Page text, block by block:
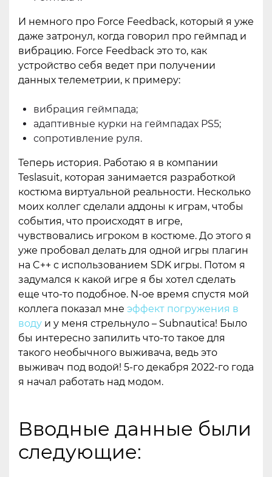
И немного про Force Feedback, который я уже
даже затронул, когда говорил про геймпад и
вибрацию. Force Feedback это то, как
устройство себя ведет при получении
данных телеметрии, к примеру:
вибрация геймпада;
адаптивные курки на геймпадах PS5;
сопротивление руля.
Теперь история. Работаю я в компании
Teslasuit, которая занимается разработкой
костюма виртуальной реальности. Несколько
моих коллег сделали аддоны к играм, чтобы
события, что происходят в игре,
чувствовались игроком в костюме. До этого я
уже пробовал делать для одной игры плагин
на C++ с использованием SDK игры. Потом я
задумался к какой игре я бы хотел сделать
еще что-то подобное. N-ое время спустя мой
коллега показал мне эффект погружения в
воду и у меня стрельнуло – Subnautica! Было
бы интересно запилить что-то такое для
такого необычного выживача, ведь это
выживач под водой! 5-го декабря 2022-го года
я начал работать над модом.
Вводные данные были
следующие: